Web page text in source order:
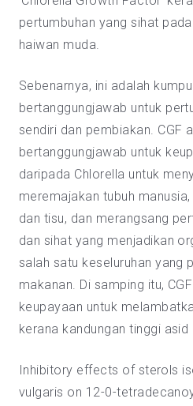
pertumbuhan yang sihat
haiwan muda.
Sebenarnya, ini adalah
bertanggungjawab untuk
sendiri dan pembiakan. CGF
bertanggungjawab untuk
daripada Chlorella untuk
meremajakan tubuh
dan tisu, dan merangsang
dan sihat yang menjadikan
salah satu keseluruhan yang
makanan. Di samping itu,
keupayaan untuk
kerana kandungan tinggi asid
Inhibitory effects of sterols
vulgaris on 12-0-